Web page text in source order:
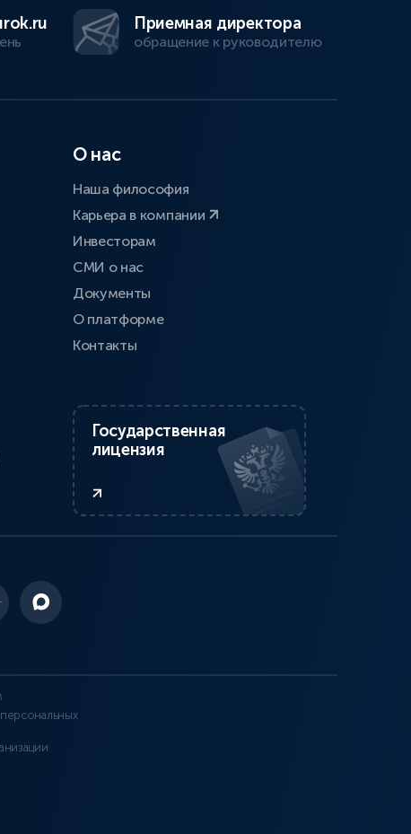
Приемная директора
обращение к руководителю
О нас
Наша философия
Карьера в компании
Инвесторам
СМИ о нас
Документы
О платформе
Контакты
Государственная
лицензия